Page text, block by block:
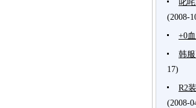
叱
(2008-
+0
韩
17)
R2
(2008-